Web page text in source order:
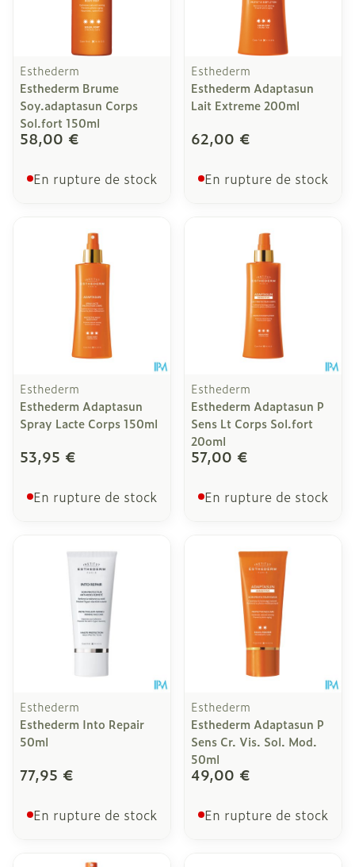
Esthederm
Esthederm Brume
Soy.adaptasun Corps
Sol.fort 150ml
58,00 €
En rupture de stock
Esthederm
Esthederm Adaptasun
Lait Extreme 200ml
62,00 €
En rupture de stock
Esthederm
Esthederm Adaptasun
Spray Lacte Corps 150ml
53,95 €
En rupture de stock
Esthederm
Esthederm Adaptasun P
Sens Lt Corps Sol.fort
20oml
57,00 €
En rupture de stock
Esthederm
Esthederm Into Repair
50ml
77,95 €
En rupture de stock
Esthederm
Esthederm Adaptasun P
Sens Cr. Vis. Sol. Mod.
50ml
49,00 €
En rupture de stock